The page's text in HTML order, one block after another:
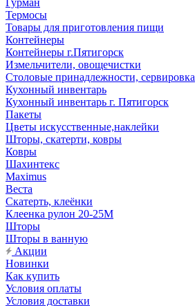
Гурман
Термосы
Товары для приготовления пищи
Контейнеры
Контейнеры г.Пятигорск
Измельчители, овощечистки
Столовые принадлежности, сервировка
Кухонный инвентарь
Кухонный инвентарь г. Пятигорск
Пакеты
Цветы искусственные,наклейки
Шторы, скатерти, ковры
Ковры
Шахинтекс
Maximus
Веста
Скатерть, клеёнки
Клеенка рулон 20-25М
Шторы
Шторы в ванную
Акции
Новинки
Как купить
Условия оплаты
Условия доставки